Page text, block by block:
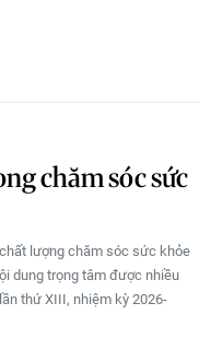
chăm sóc sức
lượng chăm sóc sức khỏe
dung trọng tâm được nhiều
thứ XIII, nhiệm kỳ 2026-